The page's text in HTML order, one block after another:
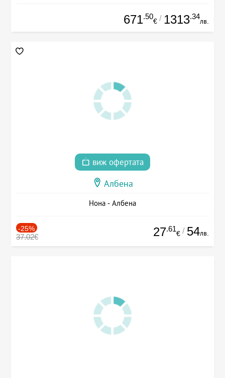
671.50
€ / 1313.34
лв.
виж офертата
Албена
Нона - Албена
-25%
37.02€ 27.61
€ / 54лв.